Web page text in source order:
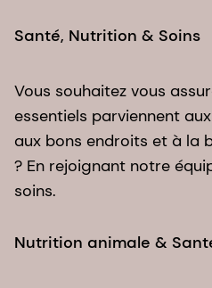
Santé, Nutrition & Soins
Vous souhaitez vous
essentiels parviennent
aux bons endroits et à la
? En rejoignant notre
soins.
Nutrition animale &